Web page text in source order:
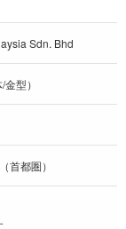
Sdn. Bhd
型）
首都圏）